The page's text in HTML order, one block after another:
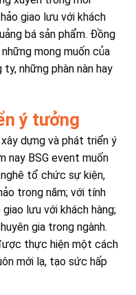
giao lưu với khách
bá sản phẩm. Đồng
mong muốn của
những phàn nàn hay
ý tưởng
dựng và phát triển ý
nay BSG event muốn
tổ chức sự kiện,
trong năm; với tính
lưu với khách hàng;
gia trong ngành.
thực hiện một cách
mới lạ, tạo sức hấp